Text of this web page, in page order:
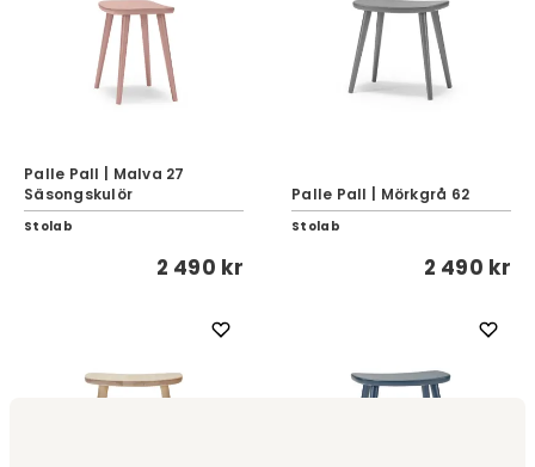
Palle Pall | Malva 27
Säsongskulör
Stolab
2 490 kr
Palle Pall | Mörkgrå 62
Stolab
2 490 kr